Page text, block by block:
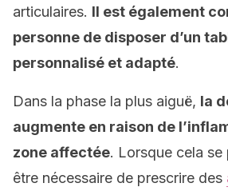
articulaires. Il est également
personne de disposer d’un
personnalisé et adapté.
Dans la phase la plus aiguë, la
augmente en raison de
zone affectée. Lorsque cela
être nécessaire de prescrire des